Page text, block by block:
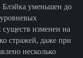
Блэйка уменьшен до
изменен на
стражей, даже при
несколько